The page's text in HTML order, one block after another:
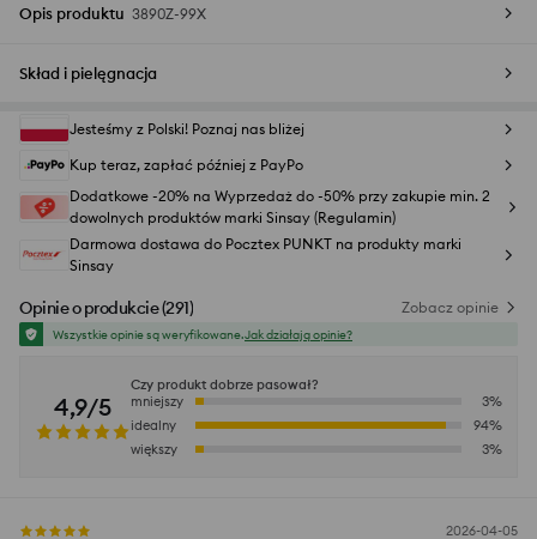
Opis produktu 3890Z-99X
Skład i pielęgnacja
Jesteśmy z Polski! Poznaj nas bliżej
Kup teraz, zapłać później z PayPo
Dodatkowe -20% na Wyprzedaż do -50% przy zakupie min. 2
dowolnych produktów marki Sinsay (Regulamin)
Darmowa dostawa do Pocztex PUNKT na produkty marki
Sinsay
Opinie o produkcie(291) Zobacz opinie
Wszystkie opinie są weryfikowane.Jak działają opinie?
4,9/5
Czy produkt dobrze pasował?
mniejszy
3%
idealny
94%
większy
3%
2026-04-05